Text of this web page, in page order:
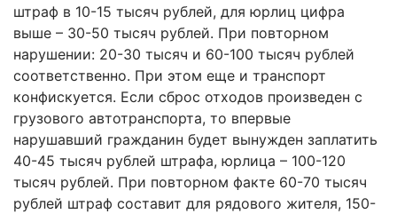
штраф в 10-15 тысяч рублей, для юрлиц цифра
выше – 30-50 тысяч рублей. При повторном
нарушении: 20-30 тысяч и 60-100 тысяч рублей
соответственно. При этом еще и транспорт
конфискуется. Если сброс отходов произведен с
грузового автотранспорта, то впервые
нарушавший гражданин будет вынужден заплатить
40-45 тысяч рублей штрафа, юрлица – 100-120
тысяч рублей. При повторном факте 60-70 тысяч
рублей штраф составит для рядового жителя, 150-